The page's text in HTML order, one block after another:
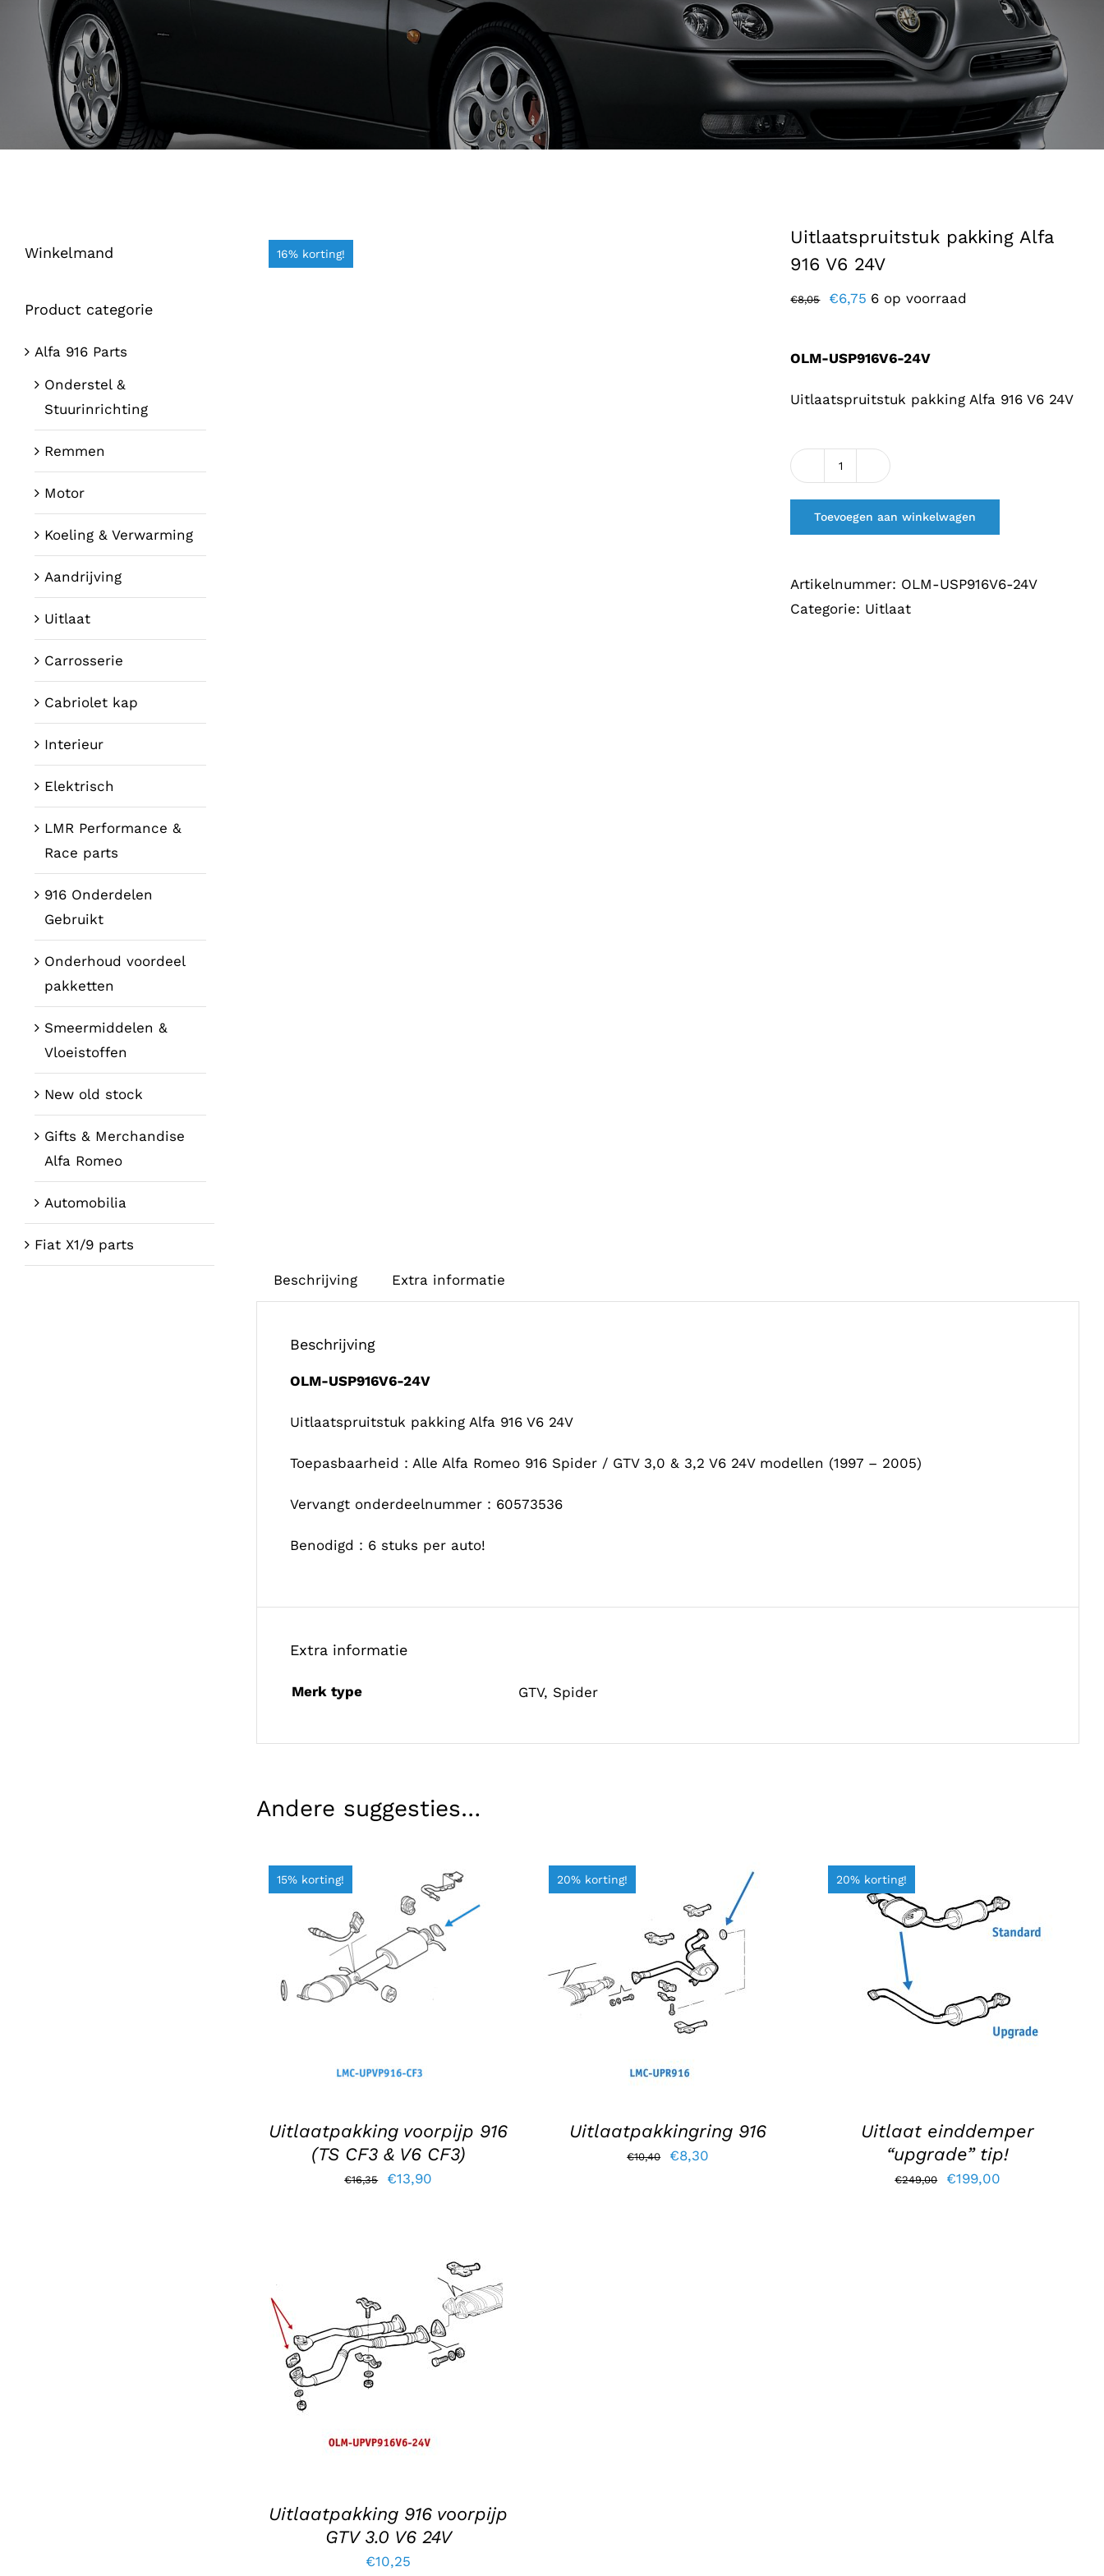
16% korting!
Uitlaatspruitstuk pakking Alfa
916 V6 24V
€8,05
Oorspronkelijke
€6,75 Huidige
6 op voorraad
OLM-USP916V6-24V
Uitlaatspruitstuk pakking Alfa 916 V6 24V
Uitlaatspruitstuk
pakking
Alfa
24V
Toevoegen aan winkelwagen
Artikelnummer: OLM-USP916V6-24V
Categorie: Uitlaat
Beschrijving Extra informatie
Beschrijving
OLM-USP916V6-24V
Uitlaatspruitstuk pakking Alfa 916 V6 24V
Toepasbaarheid : Alle Alfa Romeo 916 Spider / GTV 3,0 & 3,2 V6 24V modellen (1997 – 2005)
Vervangt onderdeelnummer : 60573536
Benodigd : 6 stuks per auto!
Extra informatie
Merk type GTV, Spider
Andere suggesties…
15% korting!
TOEVOEGEN AAN WINKELWAGEN
/
DETAILS
Uitlaatpakking voorpijp 916
(TS CF3 & V6 CF3)
€16,35
Oorspronkelijke
€13,90
20% korting!
TOEVOEGEN AAN WINKELWAGEN
/
DETAILS
Uitlaatpakkingring 916
€10,40
Oorspronkelijke
€8,30
20% korting!
TOEVOEGEN AAN WINKELWAGEN
/
Uitlaat einddemper
“upgrade” tip!
€249,00
Oorspronkelijke
€199,00
TOEVOEGEN AAN WINKELWAGEN
DETAILS
Uitlaatpakking 916 voorpijp
GTV 3.0 V6 24V
€10,25
Winkelmand
Product categorie
Alfa 916 Parts
Onderstel &
Stuurinrichting
Remmen
Motor
Koeling & Verwarming
Aandrijving
Uitlaat
Carrosserie
Cabriolet kap
Interieur
Elektrisch
LMR Performance &
Race parts
916 Onderdelen
Gebruikt
Onderhoud voordeel
pakketten
Smeermiddelen &
Vloeistoffen
New old stock
Gifts & Merchandise
Alfa Romeo
Automobilia
Fiat X1/9 parts